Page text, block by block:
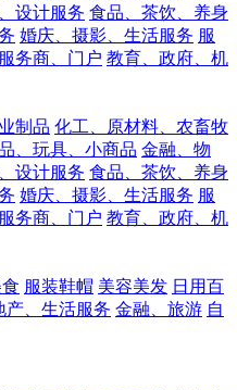
设计服务 食品、茶饮、养身
婚庆、摄影、生活服务 服
务商、门户 教育、政府、机
制品 化工、原材料、农畜牧
、玩具、小商品 金融、物
设计服务 食品、茶饮、养身
婚庆、摄影、生活服务 服
务商、门户 教育、政府、机
服装鞋帽 美容美发 日用百
产、生活服务 金融、旅游 自